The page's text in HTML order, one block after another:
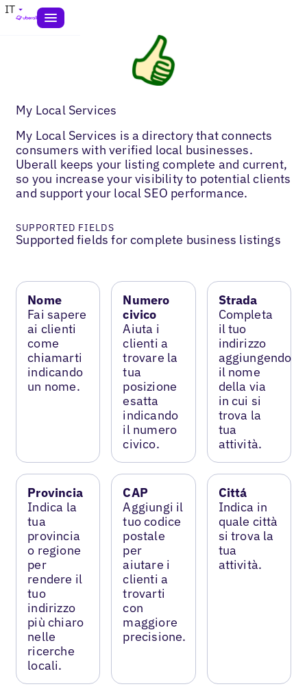
IT
My Local Services
My Local Services is a directory that connects
consumers with verified local businesses.
Uberall keeps your listing complete and current,
so you increase your visibility to potential clients
and support your local SEO performance.
SUPPORTED FIELDS
Supported fields for complete business listings
Nome
Fai sapere
ai clienti
come
chiamarti
indicando
un nome.
Numero
civico
Aiuta i
clienti a
trovare la
tua
posizione
esatta
indicando
il numero
civico.
Strada
Completa
il tuo
indirizzo
aggiungendo
il nome
della via
in cui si
trova la
tua
attività.
Provincia
Indica la
tua
provincia
o regione
per
rendere il
tuo
indirizzo
più chiaro
nelle
ricerche
locali.
CAP
Aggiungi il
tuo codice
postale
per
aiutare i
clienti a
trovarti
con
maggiore
precisione.
Cittá
Indica in
quale città
si trova la
tua
attività.